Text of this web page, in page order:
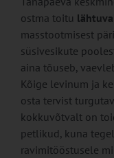
ostma toitu
masstootmisest
süsivesikute
aina tõuseb,
Kõige levinum ja
osta tervist
kokkuvõtvalt on
petlikud, kuna
ravimitööstusele